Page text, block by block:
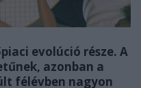
evolúció része. A
azonban a
félévben nagyon